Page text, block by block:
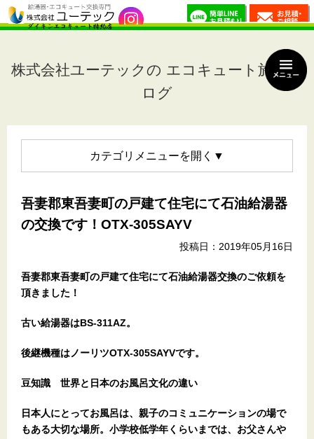
株式会社ユーテックの エコキュート施工ブ
ログ
カテゴリメニュー
吾妻郡東吾妻町の戸建て住宅にて石油給湯器
の交換です！OTX-305SAYV
投稿日：2019年05月16日
吾妻郡東吾妻町の戸建て住宅にて石油給湯器交換のご依頼を
頂きました！
古い給湯器はBS-311AZ。
後継機種はノーリツOTX-305SAYVです。
豆知識 世界と日本のお風呂文化の違い
日本人にとってお風呂は、親子のコミュニケーションの場で
もある大切な場所。小学校低学年くらいまでは、お父さんや